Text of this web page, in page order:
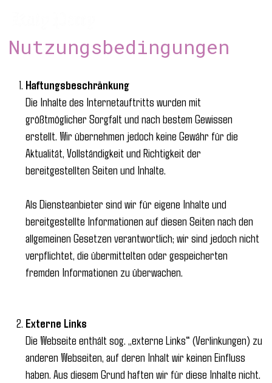
Nutzungsbedingungen
Haftungsbeschränkung
Die Inhalte des Internetauftritts wurden mit
größtmöglicher Sorgfalt und nach bestem Gewissen
erstellt. Wir übernehmen jedoch keine Gewähr für die
Aktualität, Vollständigkeit und Richtigkeit der
bereitgestellten Seiten und Inhalte.
Als Diensteanbieter sind wir für eigene Inhalte und
bereitgestellte Informationen auf diesen Seiten nach den
allgemeinen Gesetzen verantwortlich; wir sind jedoch nicht
verpflichtet, die übermittelten oder gespeicherten
fremden Informationen zu überwachen.
Externe Links
Die Webseite enthält sog. „externe Links“ (Verlinkungen) zu
anderen Webseiten, auf deren Inhalt wir keinen Einfluss
haben. Aus diesem Grund haften wir für diese Inhalte nicht.